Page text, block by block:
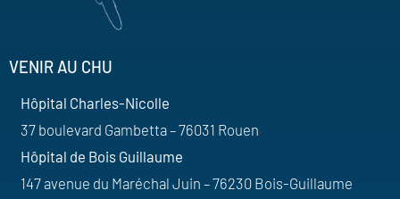
VENIR AU CHU
Hôpital Charles-Nicolle
37 boulevard Gambetta – 76031 Rouen
Hôpital de Bois Guillaume
147 avenue du Maréchal Juin – 76230 Bois-Guillaume